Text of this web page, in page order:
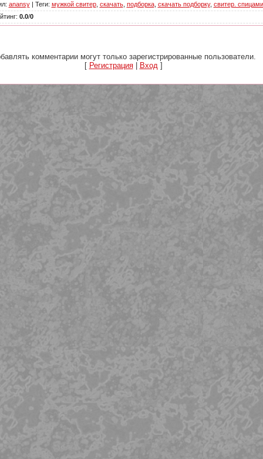
: anansy| Теги: мужкой свитер, скачать, подборка, скачать подборку, свитер. спицами
: 0.0/0
комментарии могут только зарегистрированные пользователи.
[ Регистрация| Вход]